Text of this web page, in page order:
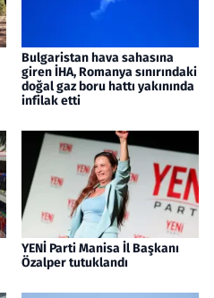
Bulgaristan hava sahasına
giren İHA, Romanya sınırındaki
doğal gaz boru hattı yakınında
infilak etti
YENİ Parti Manisa İl Başkanı
Özalper tutuklandı